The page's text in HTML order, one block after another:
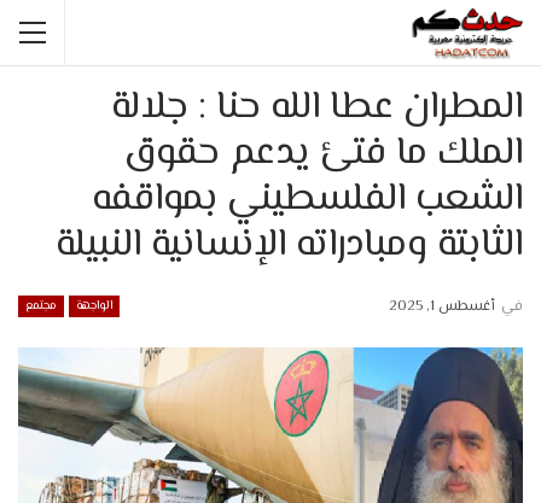
المطران عطا الله حنا : جلالة
الملك ما فتئ يدعم حقوق
الشعب الفلسطيني بمواقفه
الثابتة ومبادراته الإنسانية النبيلة
الواجهة مجتمع في أغسطس 1, 2025